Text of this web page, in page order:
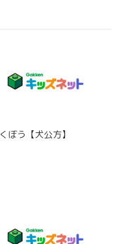
ぼう【犬公方】